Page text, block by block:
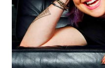
WN
CIANJUR
WN
KEPULAUAN
SERIBU